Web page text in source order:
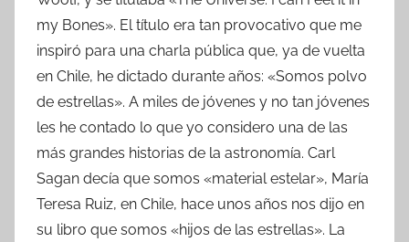
my Bones». El título era tan provocativo que me
inspiró para una charla pública que, ya de vuelta
en Chile, he dictado durante años: «Somos polvo
de estrellas». A miles de jóvenes y no tan jóvenes
les he contado lo que yo considero una de las
más grandes historias de la astronomía. Carl
Sagan decía que somos «material estelar», María
Teresa Ruiz, en Chile, hace unos años nos dijo en
su libro que somos «hijos de las estrellas». La